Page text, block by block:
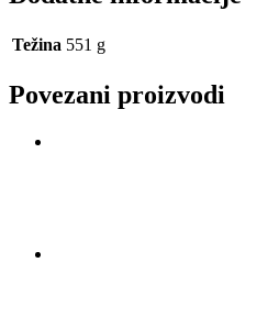
Težina 551 g
Povezani proizvodi